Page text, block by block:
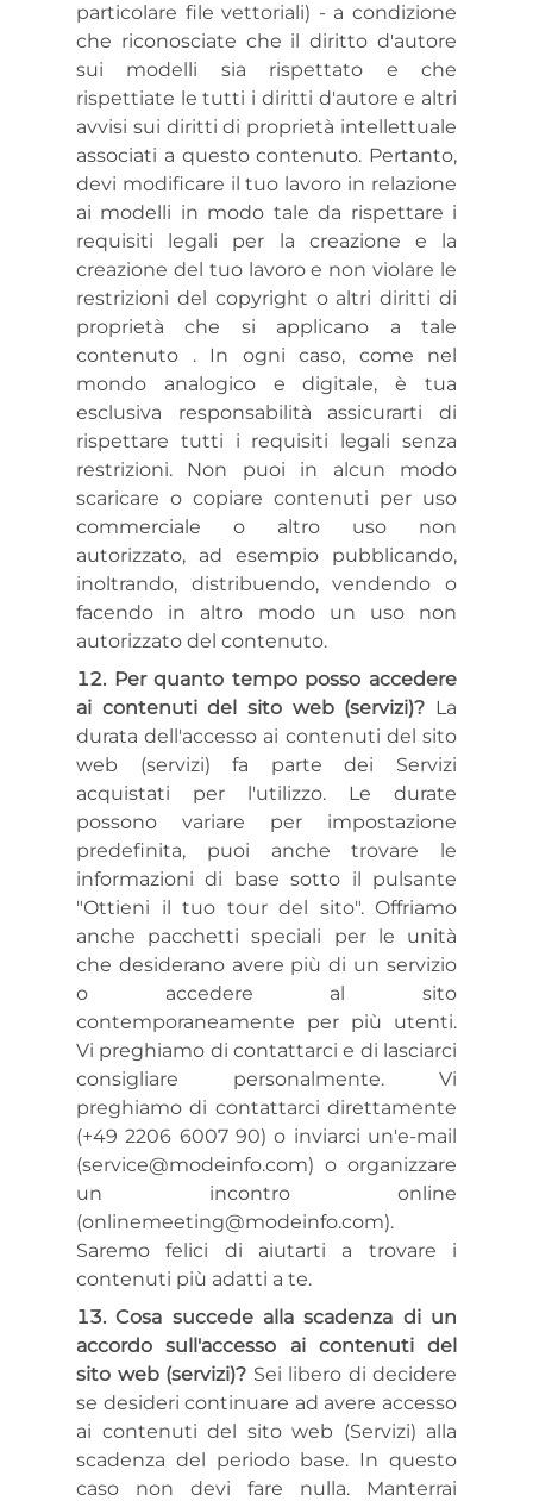
particolare file vettoriali) - a condizione
che riconosciate che il diritto d'autore
sui modelli sia rispettato e che
rispettiate le tutti i diritti d'autore e altri
avvisi sui diritti di proprietà intellettuale
associati a questo contenuto. Pertanto,
devi modificare il tuo lavoro in relazione
ai modelli in modo tale da rispettare i
requisiti legali per la creazione e la
creazione del tuo lavoro e non violare le
restrizioni del copyright o altri diritti di
proprietà che si applicano a tale
contenuto . In ogni caso, come nel
mondo analogico e digitale, è tua
esclusiva responsabilità assicurarti di
rispettare tutti i requisiti legali senza
restrizioni. Non puoi in alcun modo
scaricare o copiare contenuti per uso
commerciale o altro uso non
autorizzato, ad esempio pubblicando,
inoltrando, distribuendo, vendendo o
facendo in altro modo un uso non
autorizzato del contenuto.
Per quanto tempo posso accedere
ai contenuti del sito web (servizi)? La
durata dell'accesso ai contenuti del sito
web (servizi) fa parte dei Servizi
acquistati per l'utilizzo. Le durate
possono variare per impostazione
predefinita, puoi anche trovare le
informazioni di base sotto il pulsante
"Ottieni il tuo tour del sito". Offriamo
anche pacchetti speciali per le unità
che desiderano avere più di un servizio
o accedere al sito
contemporaneamente per più utenti.
Vi preghiamo di contattarci e di lasciarci
consigliare personalmente. Vi
preghiamo di contattarci direttamente
(+49 2206 6007 90) o inviarci un'e-mail
(service@modeinfo.com) o organizzare
un incontro online
(onlinemeeting@modeinfo.com).
Saremo felici di aiutarti a trovare i
contenuti più adatti a te.
Cosa succede alla scadenza di un
accordo sull'accesso ai contenuti del
sito web (servizi)? Sei libero di decidere
se desideri continuare ad avere accesso
ai contenuti del sito web (Servizi) alla
scadenza del periodo base. In questo
caso non devi fare nulla. Manterrai